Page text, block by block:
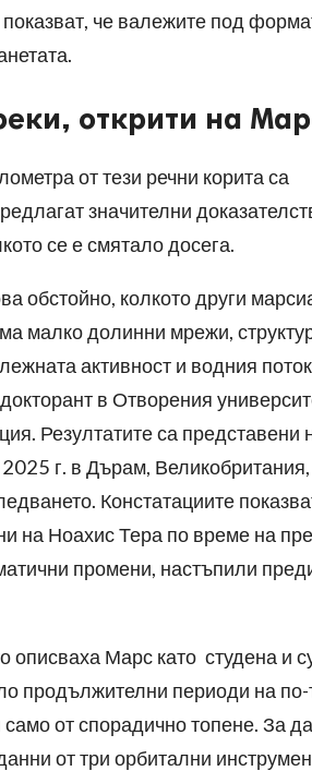
че валежите под
открити на
от тези речни корита са
значителни
се е смятало досега.
обстойно, колкото други
малко долинни мрежи,
активност и водния
в Отворения
Резултатите са представени
г. в Дърам, Великобритания,
Констатациите
на Ноахис Тера по време на
промени, настъпили
описваха Марс като студена и
продължителни периоди на
от спорадично топене. За да
от три орбитални